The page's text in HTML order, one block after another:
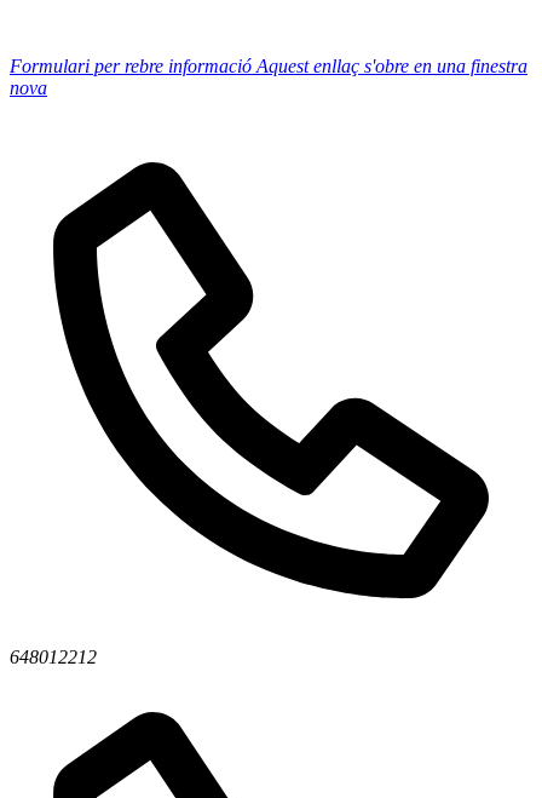
Formulari per rebre informació Aquest enllaç s'obre en una finestra
nova
648012212